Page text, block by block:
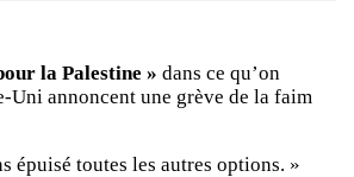
la Palestine » dans ce qu’on
Uni annoncent une grève de la faim
épuisé toutes les autres options. »